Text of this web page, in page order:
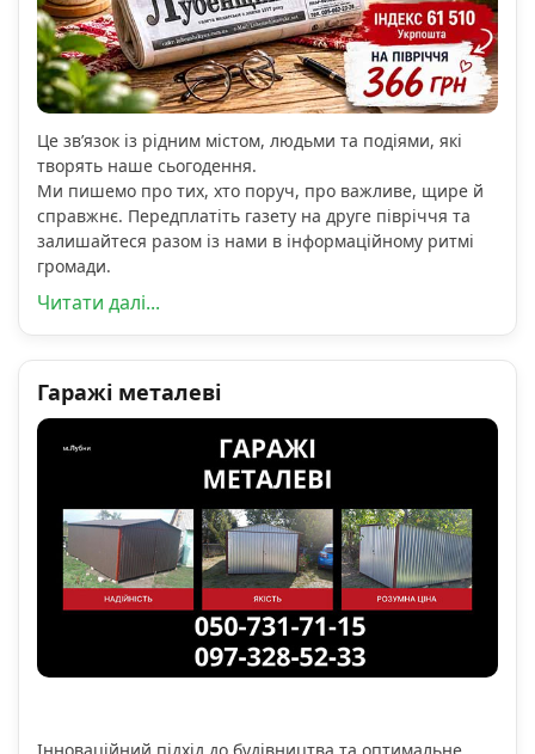
Це зв’язок із рідним містом, людьми та подіями, які
творять наше сьогодення.
Ми пишемо про тих, хто поруч, про важливе, щире й
справжнє. Передплатіть газету на друге півріччя та
залишайтеся разом із нами в інформаційному ритмі
громади.
Читати далі...
Гаражі металеві